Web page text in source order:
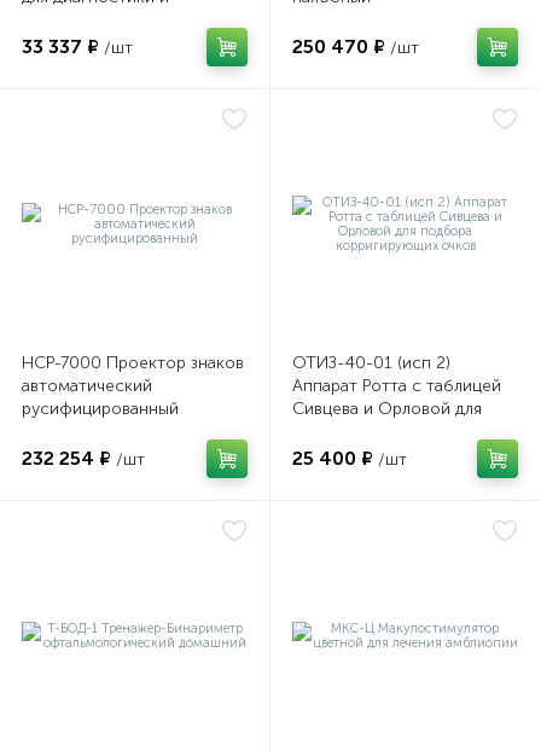
структур глазного яблока
33 337 ₽ /шт 250 470 ₽ /шт
НСР-7000 Проектор знаков
автоматический
русифицированный
232 254 ₽ /шт
ОТИЗ-40-01 (исп 2)
Аппарат Ротта с таблицей
Сивцева и Орловой для
очков
25 400 ₽ /шт